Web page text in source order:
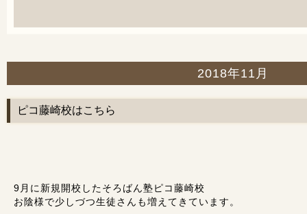
2018年11月
ピコ藤崎校はこちら
9月に新規開校したそろばん塾ピコ藤崎校
お陰様で少しづつ生徒さんも増えてきています。